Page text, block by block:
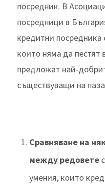
посредник. В
посредници в
кредитни посредника
които няма да пестят
предложат най-
съществуващи на
Сравняване на
между редовете
умения, които